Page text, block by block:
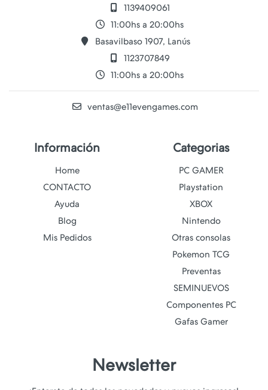
1139409061
11:00hs a 20:00hs
Basavilbaso 1907, Lanús
1123707849
11:00hs a 20:00hs
ventas@e11evengames.com
Información
Home
CONTACTO
Ayuda
Blog
Mis Pedidos
Categorias
PC GAMER
Playstation
XBOX
Nintendo
Otras consolas
Pokemon TCG
Preventas
SEMINUEVOS
Componentes PC
Gafas Gamer
Newsletter